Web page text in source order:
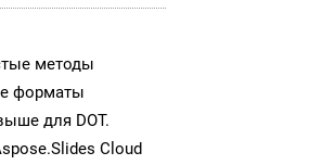
методы
форматы
для DOT.
Cloud